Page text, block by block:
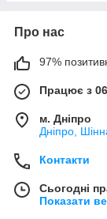
Про нас
97%
Працює з
м. Дніпро
Дніпро,
Контакти
Сьогодні
Показати